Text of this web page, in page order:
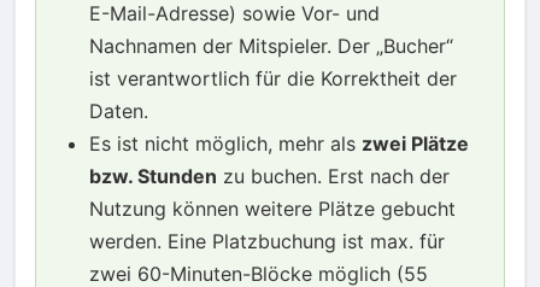
E-Mail-Adresse) sowie Vor- und
Nachnamen der Mitspieler. Der „Bucher“
ist verantwortlich für die Korrektheit der
Daten.
Es ist nicht möglich, mehr als zwei Plätze
bzw. Stunden zu buchen. Erst nach der
Nutzung können weitere Plätze gebucht
werden. Eine Platzbuchung ist max. für
zwei 60-Minuten-Blöcke möglich (55